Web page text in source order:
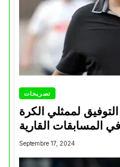
تصريحات
لممثلي الكرة
Septembre 17, 2024